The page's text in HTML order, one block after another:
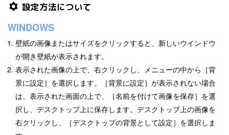
設定方法について
WINDOWS
壁紙の画像またはサイズをクリックすると、新しいウインドウ
が開き壁紙が表示されます。
表示された画像の上で、右クリックし、メニューの中から［背
景に設定］を選択します。［背景に設定］が表示されない場合
は、表示された画面の上で、［名前を付けて画像を保存］を選
択し、デスクトップ上に保存します。デスクトップ上の画像を
右クリックし、［デスクトップの背景として設定］を選択しま